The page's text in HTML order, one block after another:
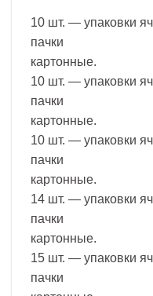
10 шт. — упаковки
пачки
картонные.
10 шт. — упаковки
пачки
картонные.
10 шт. — упаковки
пачки
картонные.
14 шт. — упаковки
пачки
картонные.
15 шт. — упаковки
пачки